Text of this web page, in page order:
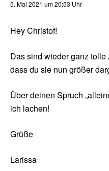
5. Mai 2021 um 20:53 Uhr
Hey Christof!
Das sind wieder ganz
dass du sie nun größer
Über deinen Spruch
ich lachen!
Grüße
Larissa